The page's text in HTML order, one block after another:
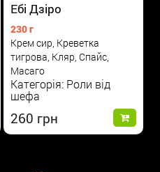
Ебі Дзіро
230 г
Крем сир, Креветка
тигрова, Кляр, Спайс,
Масаго
Категорія: Роли від
шефа
260